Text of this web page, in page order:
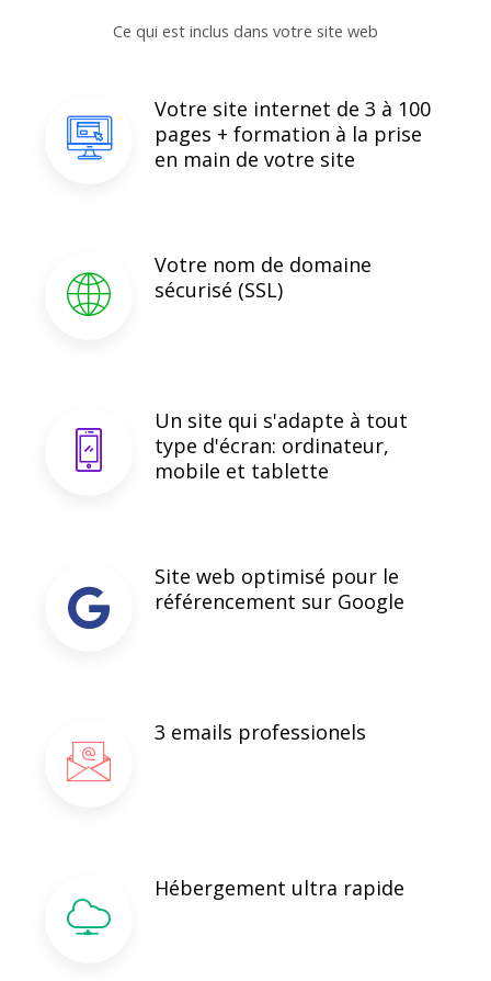
Ce qui est inclus dans votre site web
Votre site internet de 3 à 100
pages + formation à la prise
en main de votre site
Votre nom de domaine
sécurisé (SSL)
Un site qui s'adapte à tout
type d'écran: ordinateur,
mobile et tablette
Site web optimisé pour le
référencement sur Google
3 emails professionels
Hébergement ultra rapide